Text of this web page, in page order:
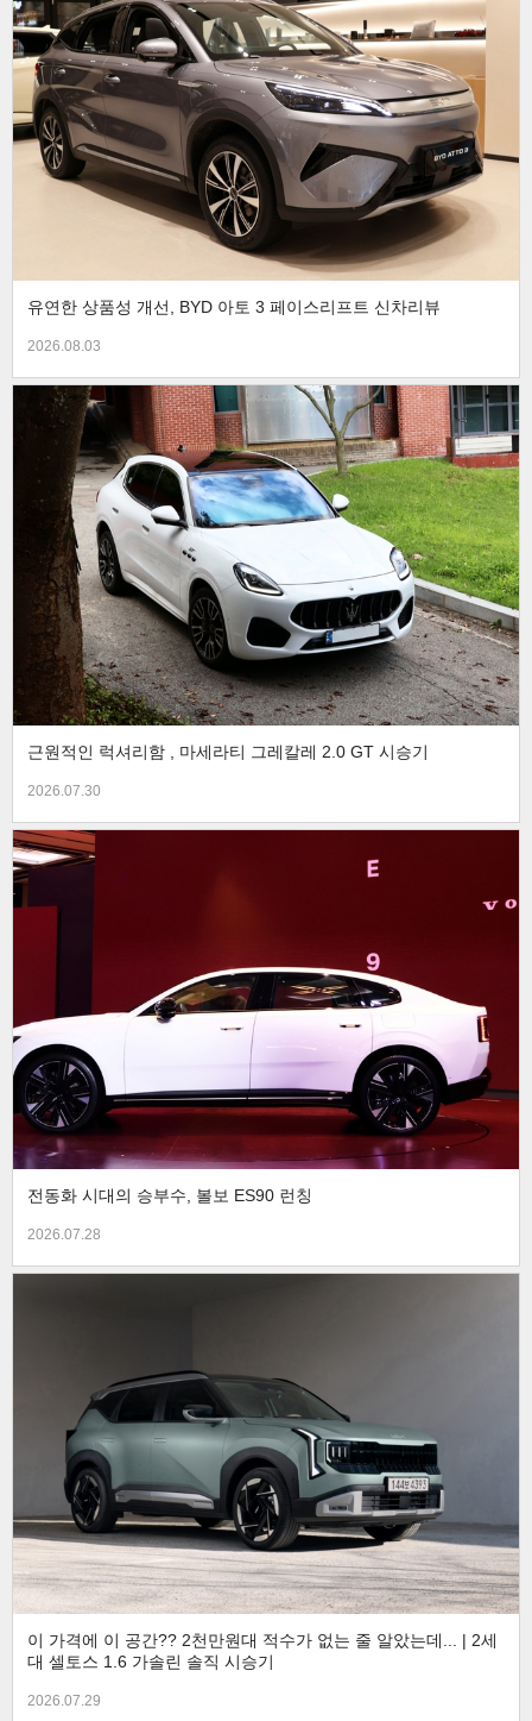
유연한 상품성 개선, BYD 아토 3 페이스리프트 신차리뷰
2026.08.03
근원적인 럭셔리함 , 마세라티 그레칼레 2.0 GT 시승기
2026.07.30
전동화 시대의 승부수, 볼보 ES90 런칭
2026.07.28
이 가격에 이 공간?? 2천만원대 적수가 없는 줄 알았는데... | 2세
대 셀토스 1.6 가솔린 솔직 시승기
2026.07.29